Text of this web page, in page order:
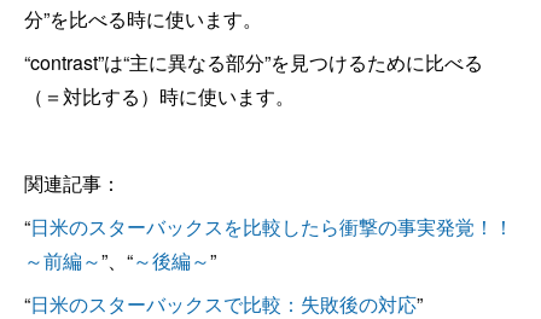
分”を比べる時に使います。
“contrast”は“主に異なる部分”を見つけるために比べる
（＝対比する）時に使います。
関連記事：
“日米のスターバックスを比較したら衝撃の事実発覚！！
～前編～”、“～後編～”
“日米のスターバックスで比較：失敗後の対応”